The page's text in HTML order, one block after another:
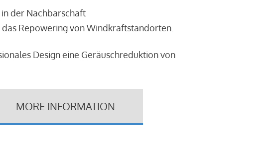
der Nachbarschaft
Repowering von Windkraftstandorten.
Design eine Geräuschreduktion von
MORE INFORMATION